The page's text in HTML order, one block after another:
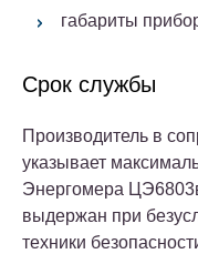
габариты
Срок службы
Производитель в
указывает
Энергомера
выдержан при
техники